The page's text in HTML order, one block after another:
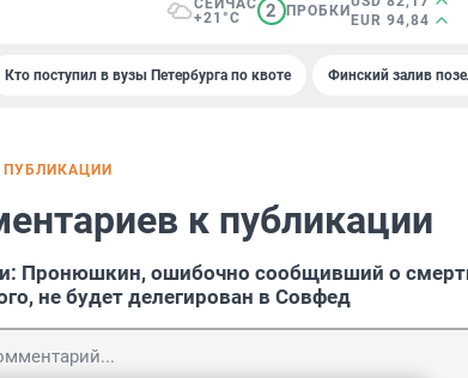
СЕЙЧАС
+21°C
2 ПРОБКИ
EUR 94,84
Кто поступил в вузы Петербурга по квоте Финский залив
ПУБЛИКАЦИИ
к публикации
Пронюшкин, ошибочно сообщивший о
не будет делегирован в Совфед